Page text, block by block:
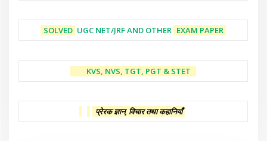
SOLVED UGC NET/JRF AND OTHER EXAM PAPER
KVS, NVS, TGT, PGT & STET
प्रेरक ज्ञान, विचार तथा कहानियाँ